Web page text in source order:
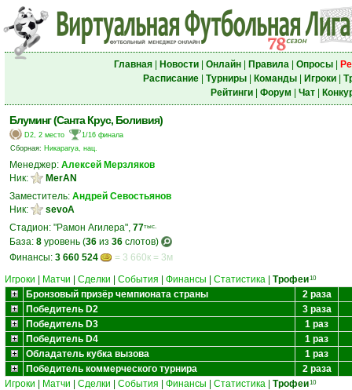
Главная| Новости| Онлайн| Правила| Опросы|
Расписание| Турниры| Команды| Игроки|
Рейтинги| Форум Чат|
Блуминг (Санта Крус, Боливия)
D2, 2 место
1/16 финала
Сборная: Никарагуа, нац.
Менеджер: Алексей Мерзляков
Ник:
MerAN
Заместитель: Андрей Севостьянов
Ник:
sevoA
Стадион: "Рамон Агилера", 77тыс.
База: 8 уровень (36 из 36 слотов)
Финансы: 3 660 524
= 3 660к = 3м
Игроки
Матчи Сделки События Финансы Статистика Трофеи10
Бронзовый призёр чемпионата страны
2 раза
Победитель D2
3 раза
Победитель D3
1 раз
Победитель D4
1 раз
Обладатель кубка вызова
1 раз
Победитель коммерческого турнира
2 раза
Игроки
Матчи Сделки События Финансы Статистика Трофеи10